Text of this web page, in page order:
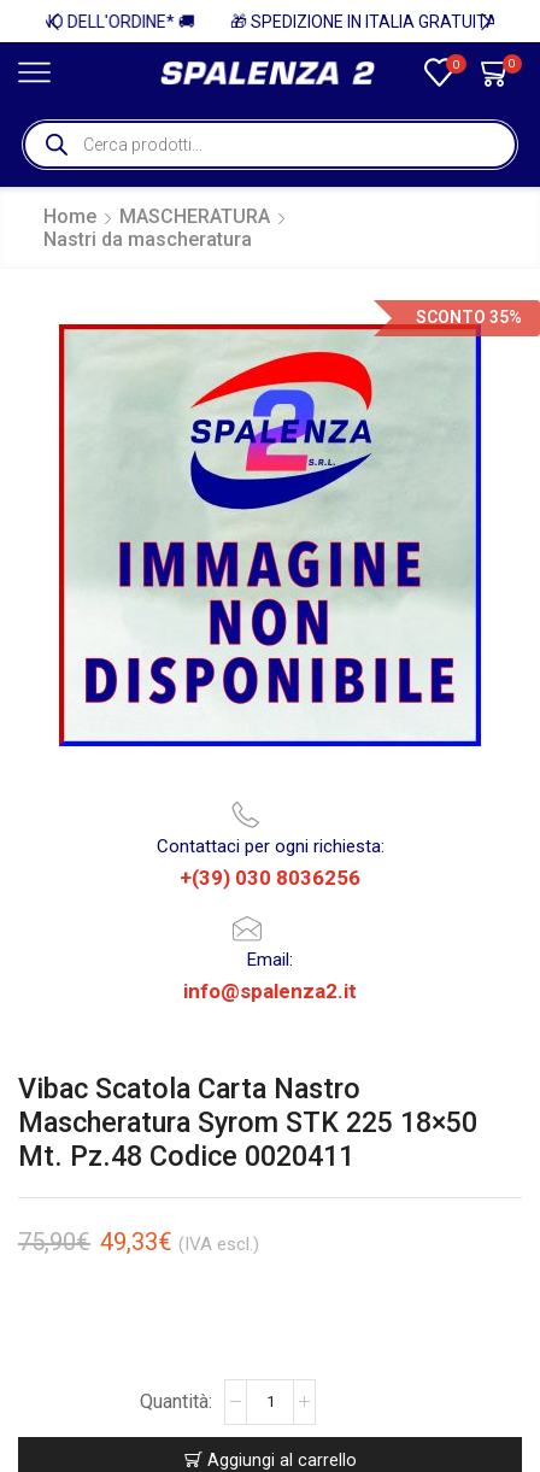
🎁 SPEDIZIONE IN ITALIA GRATUITA PER ORDINI SUPERIORI A 750€ + IVA 🎁
0 0
Home
MASCHERATURA
Nastri da mascheratura
SCONTO 35%
Contattaci per ogni richiesta:
+(39) 030 8036256
Email:
info@spalenza2.it
Vibac Scatola Carta Nastro
Mascheratura Syrom STK 225 18×50
Mt. Pz.48 Codice 0020411
75,90€ 49,33€ (IVA escl.)
Aggiungi al carrello